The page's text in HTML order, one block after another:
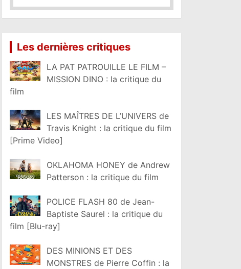
Les dernières critiques
LA PAT PATROUILLE LE FILM –
MISSION DINO : la critique du
film
LES MAÎTRES DE L’UNIVERS de
Travis Knight : la critique du film
[Prime Video]
OKLAHOMA HONEY de Andrew
Patterson : la critique du film
POLICE FLASH 80 de Jean-
Baptiste Saurel : la critique du
film [Blu-ray]
DES MINIONS ET DES
MONSTRES de Pierre Coffin : la